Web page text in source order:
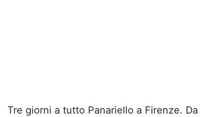
Tre giorni a tutto Panariello a Firenze. Da